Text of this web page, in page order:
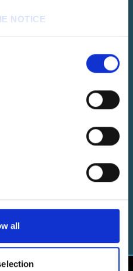
NOTICE
all
FANTASY VII-
la trame temporelle de